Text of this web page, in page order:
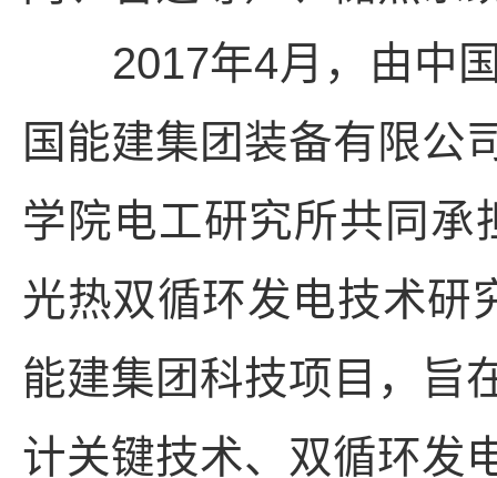
2017年4月，由中国
国能建集团装备有限公
学院电工研究所共同
光热双循环发电技术研
能建集团科技项目，旨
计关键技术、双循环发